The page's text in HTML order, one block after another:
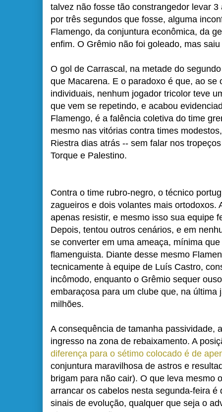
talvez não fosse tão constrangedor levar
por três segundos que fosse, alguma
Flamengo, da conjuntura econômica, da
enfim. O Grêmio não foi goleado, mas
O gol de Carrascal, na metade do
que Macarena. E o paradoxo é que, ao se
individuais, nenhum jogador tricolor teve
que vem se repetindo, e acabou
Flamengo, é a falência coletiva do time
mesmo nas vitórias contra times
Riestra dias atrás -- sem falar nos
Torque e Palestino.
Contra o time rubro-negro, o técnico
zagueiros e dois volantes mais ortodoxos.
apenas resistir, e mesmo isso sua equipe
Depois, tentou outros cenários, e em
se converter em uma ameaça, mínima
flamenguista. Diante desse mesmo
tecnicamente à equipe de Luís Castro,
incômodo, enquanto o Grêmio sequer
embaraçosa para um clube que, na última
milhões.
A consequência de tamanha passividade,
ingresso na zona de rebaixamento. A
diferença para o sétimo colocado é de
conjuntura maravilhosa de astros e
brigam para não cair). O que leva mesmo
arrancar os cabelos nesta segunda-feira é
sinais de evolução, qualquer que seja o